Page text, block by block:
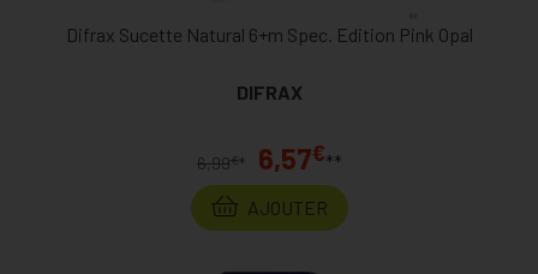
Difrax Sucette Natural 6+m Spec. Edition Pink Opal
DIFRAX
6,99€ * 6,57€**
AJOUTER